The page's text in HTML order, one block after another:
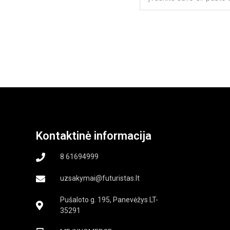
Kontaktinė informacija
8 61694999
uzsakymai@futuristas.lt
Pušaloto g. 195, Panevėžys LT-
35291